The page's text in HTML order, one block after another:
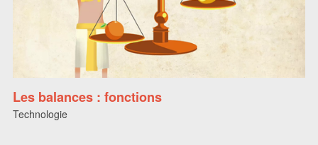
Les balances : fonctions
Technologie